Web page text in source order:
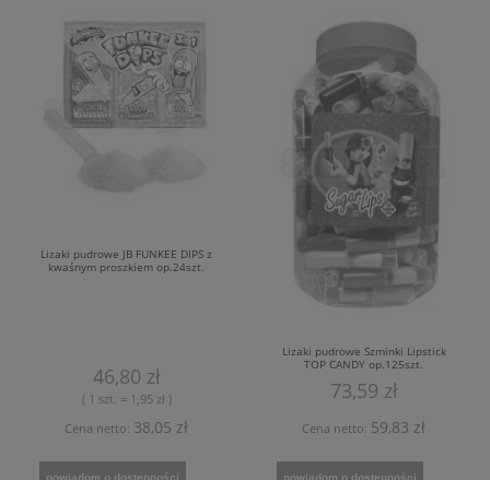
Lizaki pudrowe JB FUNKEE DIPS z
kwaśnym proszkiem op.24szt.
46,80 zł
( 1 szt. = 1,95 zł )
Cena netto: 38,05 zł
powiadom o dostępności
Lizaki pudrowe Szminki Lipstick
TOP CANDY op.125szt.
73,59 zł
Cena netto: 59,83 zł
powiadom o dostępności